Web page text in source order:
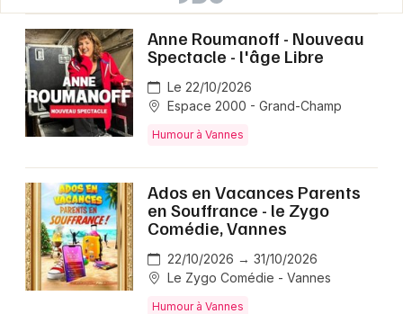
Anne Roumanoff - Nouveau
Spectacle - l'âge Libre
Le 22/10/2026
Espace 2000 - Grand-Champ
Humour à Vannes
Ados en Vacances Parents
en Souffrance - le Zygo
Comédie, Vannes
22/10/2026 → 31/10/2026
Le Zygo Comédie - Vannes
Humour à Vannes